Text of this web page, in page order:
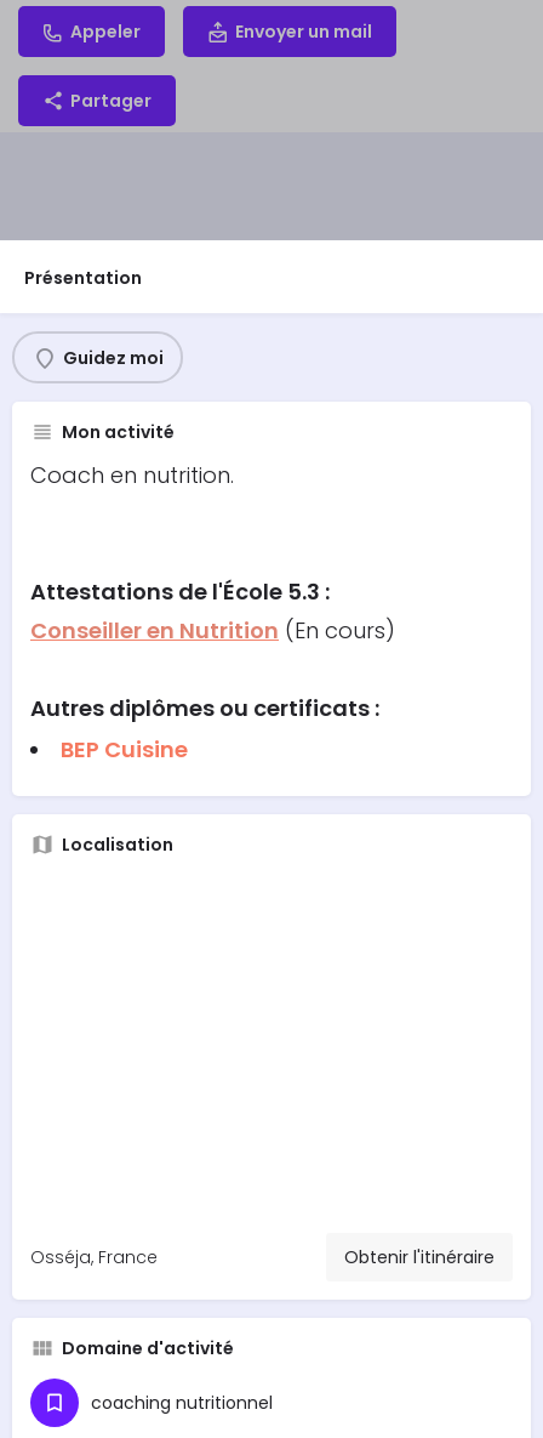
Appeler Envoyer un mail
Partager
Présentation
Guidez moi
Mon activité
Coach en nutrition.
Attestations de l'École 5.3 :
Conseiller en Nutrition (En cours)
Autres diplômes ou certificats :
BEP Cuisine
Localisation
Osséja, France Obtenir l'itinéraire
Domaine d'activité
coaching nutritionnel